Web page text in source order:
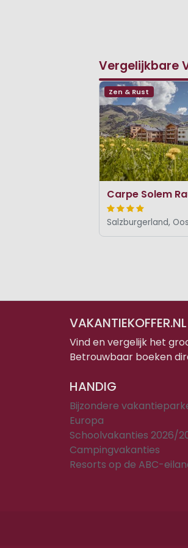
Vergelijkbare
Zen & Rust
Carpe Solem
Salzburgerland,
VAKANTIEKOFFER.NL
Vind en vergelijk het
Betrouwbaar boeken
HANDIG
Bijzondere
Europa
Schoolvakanties 2026/
Campingvakanties
Resorts op de ABC-